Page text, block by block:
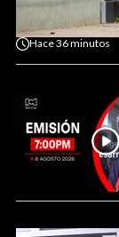
Hace36 minutos